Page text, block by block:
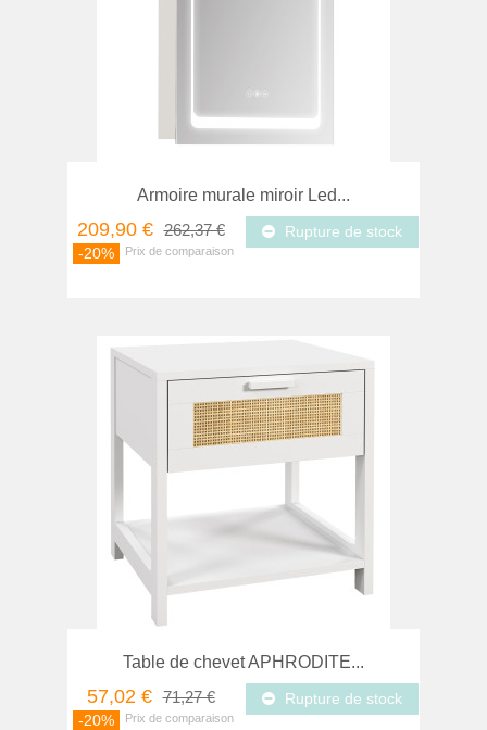
Armoire murale miroir Led...
209,90 € 262,37 €
-20%
Rupture de stock
Table de chevet APHRODITE...
57,02 € 71,27 €
-20%
Rupture de stock